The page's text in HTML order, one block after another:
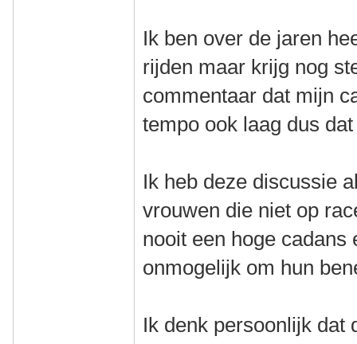
Ik ben over de jaren
rijden maar krijg nog
commentaar dat mijn
tempo ook laag dus
Ik heb deze discussie
vrouwen die niet op
nooit een hoge cadans
onmogelijk om hun
Ik denk persoonlijk dat